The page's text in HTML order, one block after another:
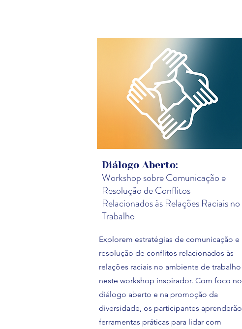
Diálogo Aberto:
Workshop sobre Comunicação e
Resolução de Conflitos
Relacionados às Relações Raciais no
Trabalho
Explorem estratégias de comunicação e
resolução de conflitos relacionados às
relações raciais no ambiente de trabalho
neste workshop inspirador. Com foco no
diálogo aberto e na promoção da
diversidade, os participantes aprenderão
ferramentas práticas para lidar com